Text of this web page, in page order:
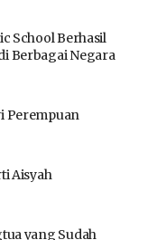
School Berhasil
Berbagai Negara
Perempuan
Aisyah
yang Sudah